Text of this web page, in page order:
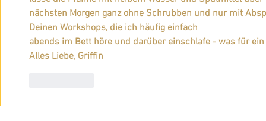
nächsten Morgen ganz ohne Schrubben und nur mit
Deinen Workshops, die ich häufig einfach
abends im Bett höre und darüber einschlafe - was für ein
Alles Liebe, Griffin